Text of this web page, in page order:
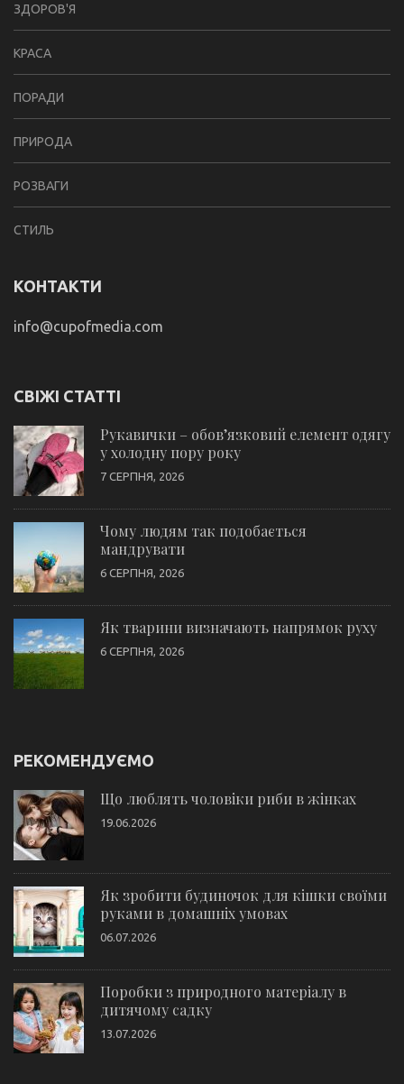
ЗДОРОВ'Я
КРАСА
ПОРАДИ
ПРИРОДА
РОЗВАГИ
СТИЛЬ
КОНТАКТИ
info@cupofmedia.com
СВІЖІ СТАТТІ
Рукавички – обов’язковий елемент одягу
у холодну пору року
7 СЕРПНЯ, 2026
Чому людям так подобається
мандрувати
6 СЕРПНЯ, 2026
Як тварини визначають напрямок руху
6 СЕРПНЯ, 2026
РЕКОМЕНДУЄМО
Що люблять чоловіки риби в жінках
19.06.2026
Як зробити будиночок для кішки своїми
руками в домашніх умовах
06.07.2026
Поробки з природного матеріалу в
дитячому садку
13.07.2026